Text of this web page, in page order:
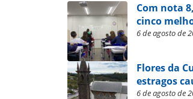
Com nota
cinco
6 de agosto de
Flores da
estragos
6 de agosto de